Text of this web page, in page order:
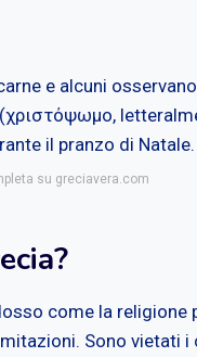
e alcuni
il pranzo di Natale.
su greciavera.com
come la religione
Sono vietati